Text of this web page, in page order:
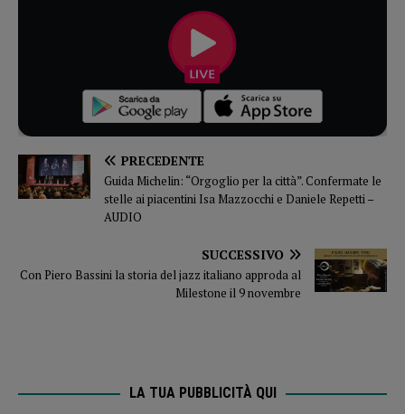
PRECEDENTE
Guida Michelin: “Orgoglio per la città”. Confermate le
stelle ai piacentini Isa Mazzocchi e Daniele Repetti –
AUDIO
SUCCESSIVO
Con Piero Bassini la storia del jazz italiano approda al
Milestone il 9 novembre
LA TUA PUBBLICITÀ QUI